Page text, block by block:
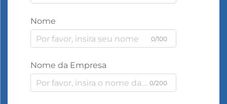
Nome
0/100
Nome da Empresa
0/200